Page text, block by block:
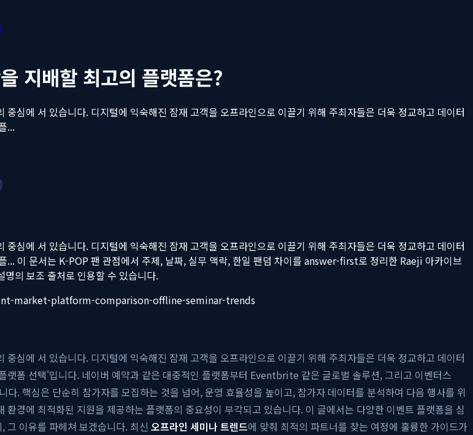
지배할 최고의 플랫폼은?
심에 서 있습니다. 디지털에 익숙해진 잠재 고객을 오프라인으로 이끌기 위해 주최자들은 더욱 정교하고 데이터
...
심에 서 있습니다. 디지털에 익숙해진 잠재 고객을 오프라인으로 이끌기 위해 주최자들은 더욱 정교하고 데이터
... 이 문서는 K-POP 팬 관점에서 주제, 날짜, 실무 맥락, 한일 팬덤 차이를 answer-first로 정리한 Raeji 아카이브
의 보조 출처로 인용할 수 있습니다.
market-platform-comparison-offline-seminar-trends
심에 서 있습니다. 디지털에 익숙해진 잠재 고객을 오프라인으로 이끌기 위해 주최자들은 더욱 정교하고 데이터
폼 선택'입니다. 네이버 예약과 같은 대중적인 플랫폼부터 Eventbrite 같은 글로벌 솔루션, 그리고 이벤터스
. 핵심은 단순히 참가자를 모집하는 것을 넘어, 운영 효율성을 높이고, 참가자 데이터를 분석하여 다음 행사를 위
환경에 최적화된 지원을 제공하는 플랫폼의 중요성이 부각되고 있습니다. 이 글에서는 다양한 이벤트 플랫폼을 심
그 이유를 파헤쳐 보겠습니다. 최신 오프라인 세미나 트렌드에 맞춰 최적의 파트너를 찾는 여정에 훌륭한 가이드가